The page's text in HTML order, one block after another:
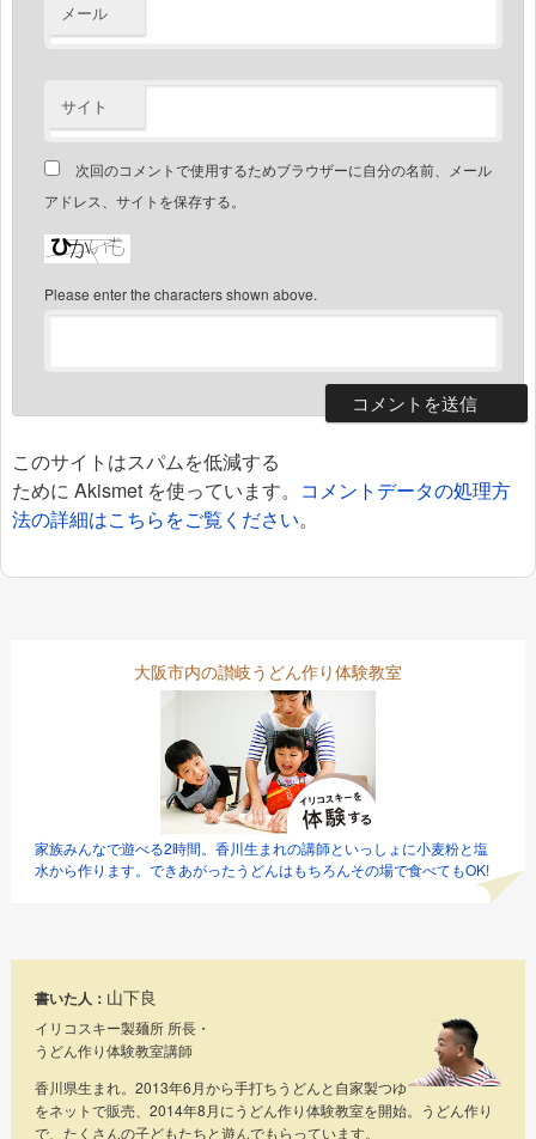
メール
サイト
次回のコメントで使用するためブラウザーに自分の名前、メール
アドレス、サイトを保存する。
Please enter the characters shown above.
このサイトはスパムを低減する
ために Akismet を使っています。 コメントデータの処理方
法の詳細はこちらをご覧ください。
大阪市内の讃岐うどん作り体験教室
家族みんなで遊べる2時間。香川生まれの講師といっしょに小麦粉と塩
水から作ります。できあがったうどんはもちろんその場で食べてもOK!
書いた人： 山下良
イリコスキー製麺所 所長・
うどん作り体験教室講師
香川県生まれ。2013年6月から手打ちうどんと自家製つゆ
をネットで販売、2014年8月にうどん作り体験教室を開始。うどん作り
で、たくさんの子どもたちと遊んでもらっています。